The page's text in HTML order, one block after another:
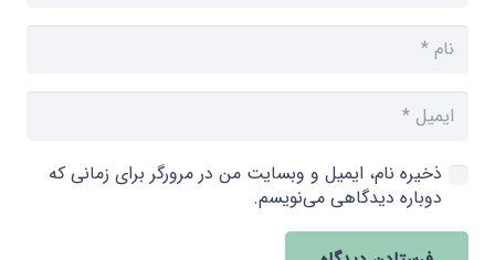
ذخیره نام، ایمیل و وبسایت من در مرورگر برای زمانی که
دوباره دیدگاهی می‌نویسم.